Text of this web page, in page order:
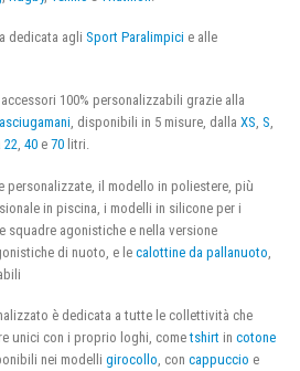
dedicata agli Sport Paralimpici e alle
100% personalizzabili grazie alla
asciugamani, disponibili in 5 misure, dalla XS, S,
22, 40 e 70 litri.
personalizzate, il modello in poliestere, più
in piscina, i modelli in silicone per i
squadre agonistiche e nella versione
di nuoto, e le calottine da pallanuoto
è dedicata a tutte le collettività che
unici con i proprio loghi, cometshirt in cotone
nei modelli girocollo , con cappuccio e